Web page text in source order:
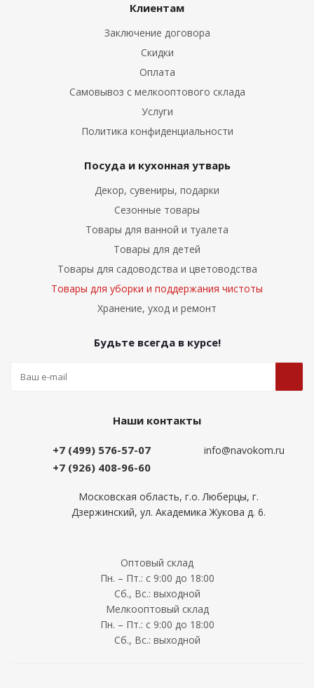
Клиентам
Заключение договора
Скидки
Оплата
Самовывоз с мелкооптового склада
Услуги
Политика конфиденциальности
Посуда и кухонная утварь
Декор, сувениры, подарки
Сезонные товары
Товары для ванной и туалета
Товары для детей
Товары для садоводства и цветоводства
Товары для уборки и поддержания чистоты
Хранение, уход и ремонт
Будьте всегда в курсе!
Наши контакты
+7 (499) 576-57-07
+7 (926) 408-96-60
info@navokom.ru
Московская область, г.о. Люберцы, г.
Дзержинский, ул. Академика Жукова д. 6.
Оптовый склад
Пн. – Пт.: с 9:00 до 18:00
Сб., Вс.: выходной
Мелкооптовый склад
Пн. – Пт.: с 9:00 до 18:00
Сб., Вс.: выходной